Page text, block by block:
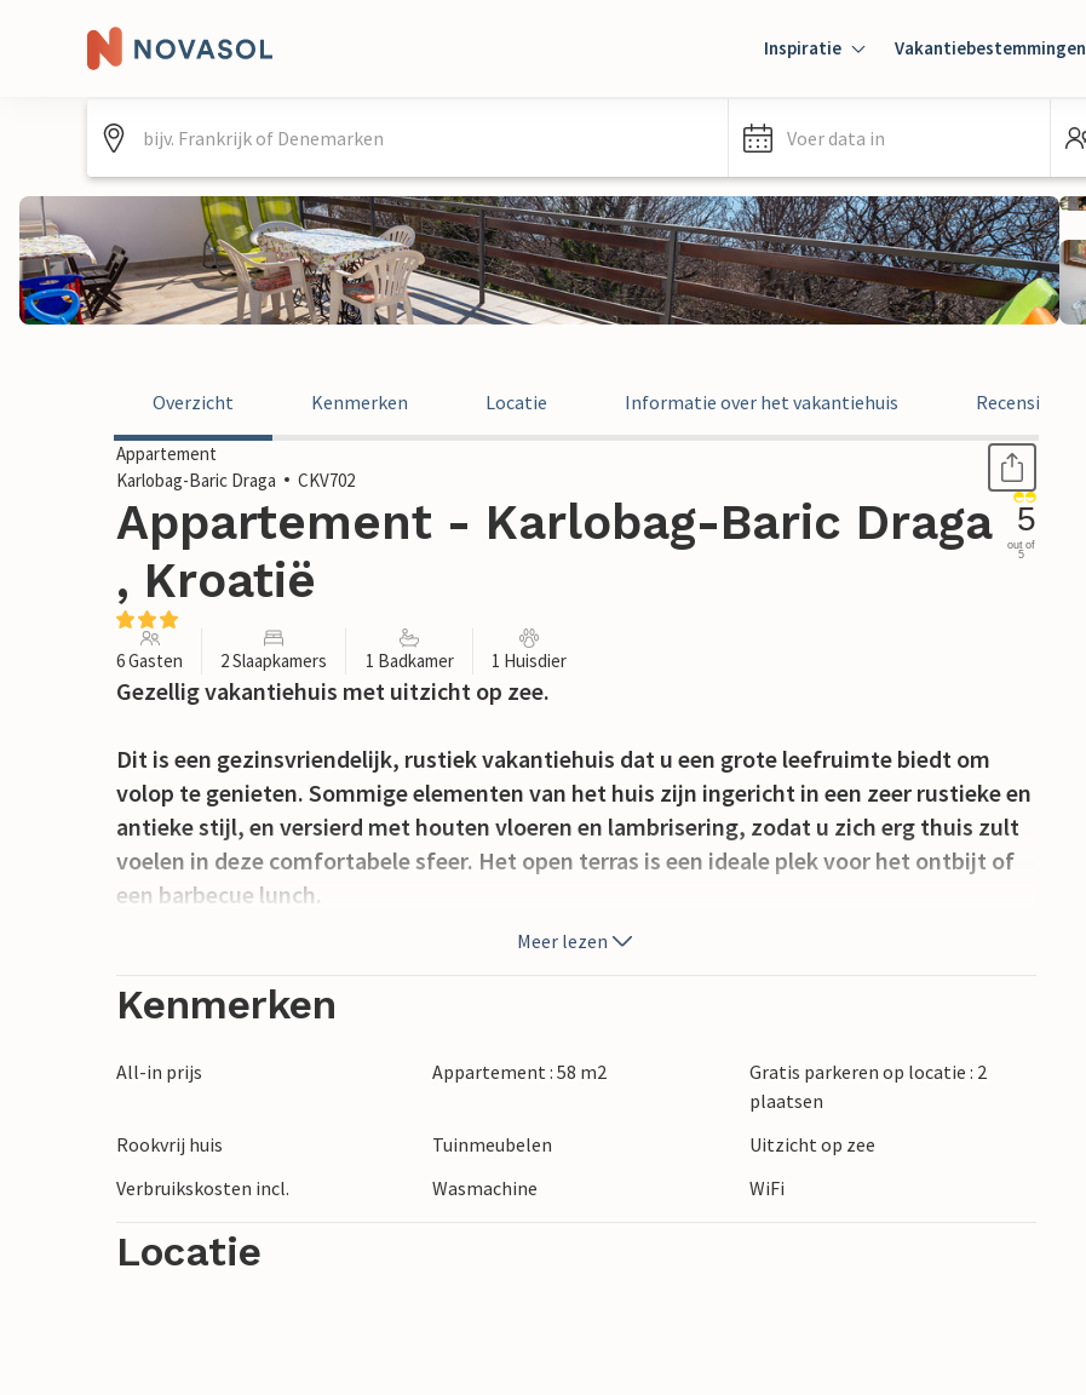
Inspiratie Vakantiebestemmingen
Voer data in
Overzicht Kenmerken Locatie Informatie over het vakantiehuis Recensies
Appartement
Karlobag-Baric Draga
CKV702
Appartement - Karlobag-Baric Draga
, Kroatië
5
out of
5
6 Gasten 2 Slaapkamers 1 Badkamer 1 Huisdier
Gezellig vakantiehuis met uitzicht op zee.
Dit is een gezinsvriendelijk, rustiek vakantiehuis dat u een grote leefruimte biedt om
volop te genieten. Sommige elementen van het huis zijn ingericht in een zeer rustieke en
antieke stijl, en versierd met houten vloeren en lambrisering, zodat u zich erg thuis zult
voelen in deze comfortabele sfeer. Het open terras is een ideale plek voor het ontbijt of
een barbecue lunch.
zwemmen, duiken en zonnebaden. Een paar kilometer verder kunt u het Paklenica
de nabijgelegen rivieren. Door de nabijheid van de bergen is het gebied net zo
aantrekkelijk voor wandelaars en fietsers als voor watersporters.
Meer lezen
Kenmerken
All-in prijs Appartement : 58 m2
Gratis parkeren op locatie : 2
plaatsen
Rookvrij huis
Tuinmeubelen
Uitzicht op zee
Verbruikskosten incl.
Wasmachine WiFi
Locatie